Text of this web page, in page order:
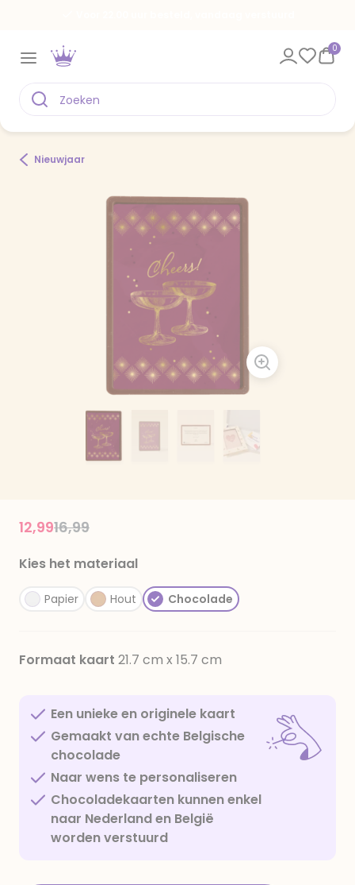
0
Nieuwjaar
Price reduced from
16,99to
12,99
Kies het materiaal
Papier Hout Chocolade
Formaat kaart 21.7 cm x 15.7 cm
Een unieke en originele kaart
Gemaakt van echte Belgische
chocolade
Naar wens te personaliseren
Chocoladekaarten kunnen enkel
naar Nederland en België
worden verstuurd